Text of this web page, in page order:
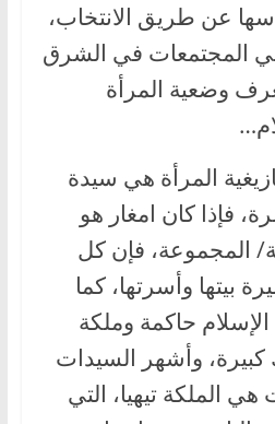
عن طريق الانتخاب،
المجتمعات في الشرق
وضعية المرأة
المرأة هي سيدة
فإذا كان امغار هو
المجموعة، فإن كل
بيتها وأسرتها، كما
حاكمة وملكة
وأشهر السيدات
هي الملكة تيهيا، التي